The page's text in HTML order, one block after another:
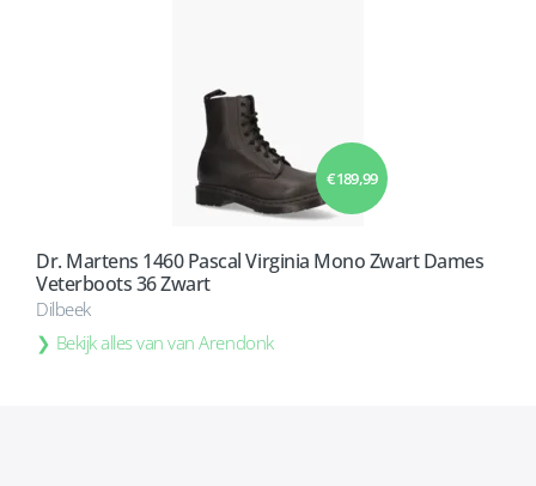
€ 189,99
Dr. Martens 1460 Pascal Virginia Mono Zwart Dames
Veterboots 36 Zwart
Dilbeek
Bekijk alles van van Arendonk